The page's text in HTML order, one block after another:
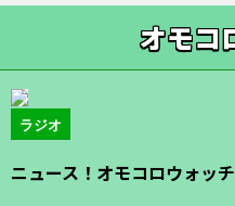
オモコ
ラジオ
ニュース！オモコロウォッ